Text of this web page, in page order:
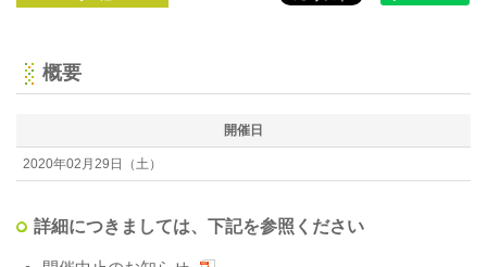
概要
開催日
2020年02月29日（土）
詳細につきましては、下記を参照ください